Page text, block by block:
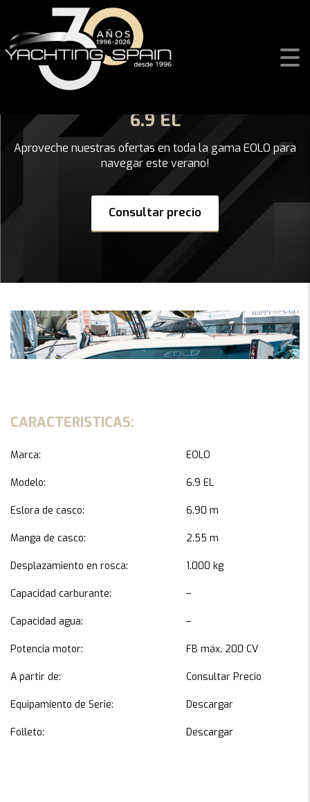
6.9 EL
Aproveche nuestras ofertas en toda la gama EOLO para
navegar este verano!
Consultar precio
CARACTERISTICAS:
Marca: EOLO
Modelo: 6.9 EL
Eslora de casco: 6.90 m
Manga de casco: 2.55 m
Desplazamiento en rosca: 1.000 kg
Capacidad carburante: –
Capacidad agua: –
Potencia motor: FB máx. 200 CV
A partir de: Consultar Precio
Equipamiento de Serie: Descargar
Folleto: Descargar